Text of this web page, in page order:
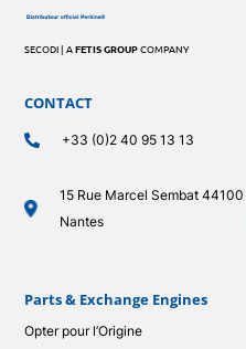
SECODI | AFETIS GROUPCOMPANY
Parts & Exchange Engines
Opter pour l’Origine
CONTACT
+33 (0)2 40 95 13 13
15 Rue Marcel Sembat 44100
Nantes